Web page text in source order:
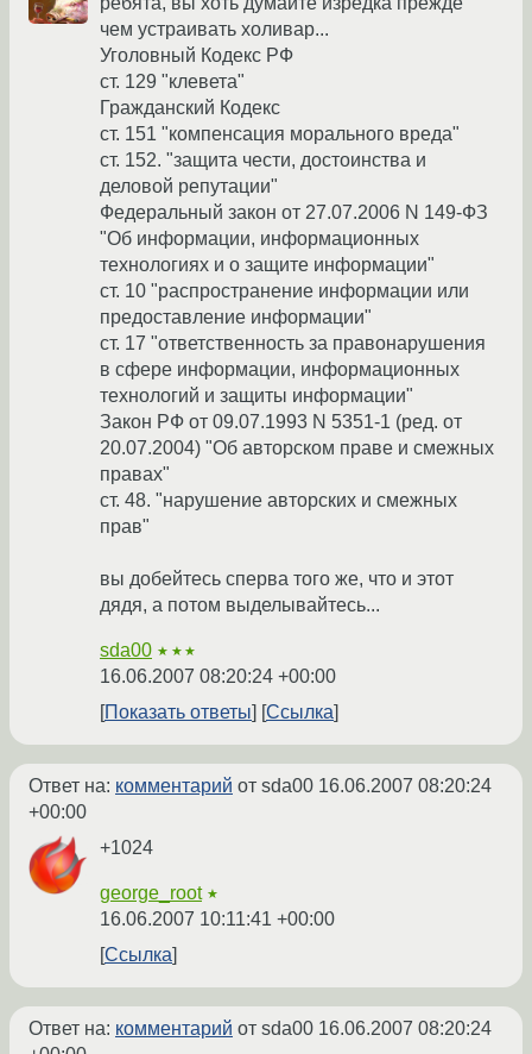
чем устраивать холивар...
Уголовный Кодекс РФ
ст. 129 "клевета"
Гражданский Кодекс
ст. 151 "компенсация морального вреда"
ст. 152. "защита чести, достоинства и
деловой репутации"
Федеральный закон от 27.07.2006 N 149-ФЗ
"Об информации, информационных
технологиях и о защите информации"
ст. 10 "распространение информации или
предоставление информации"
ст. 17 "ответственность за правонарушения
в сфере информации, информационных
технологий и защиты информации"
Закон РФ от 09.07.1993 N 5351-1 (ред. от
20.07.2004) "Об авторском праве и смежных
правах"
ст. 48. "нарушение авторских и смежных
прав"
вы добейтесь сперва того же, что и этот
дядя, а потом выделывайтесь...
sda00 ★★★
16.06.2007 08:20:24 +00:00
Показать ответы
Ссылка
Ответ на: комментарий от sda00 16.06.2007 08:20:24
+00:00
+1024
george_root ★
16.06.2007 10:11:41 +00:00
Ссылка
Ответ на: комментарий от sda00 16.06.2007 08:20:24